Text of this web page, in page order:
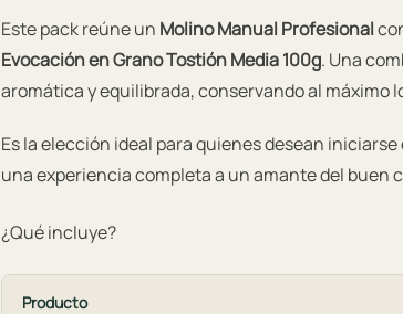
Este pack reúne un Molino Manual Profesional
Evocación en Grano Tostión Media 100g. Una
aromática y equilibrada, conservando al
Es la elección ideal para quienes desean
una experiencia completa a un amante del buen
¿Qué incluye?
Producto